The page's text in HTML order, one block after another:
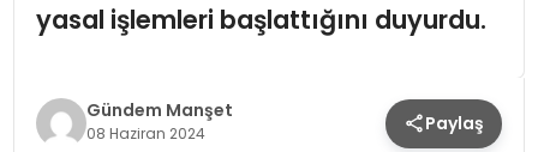
TEKNOLOJI
YAŞAM
yasal işlemleri başlattığını duyurdu.
Gündem Manşet
08 Haziran 2024 Paylaş